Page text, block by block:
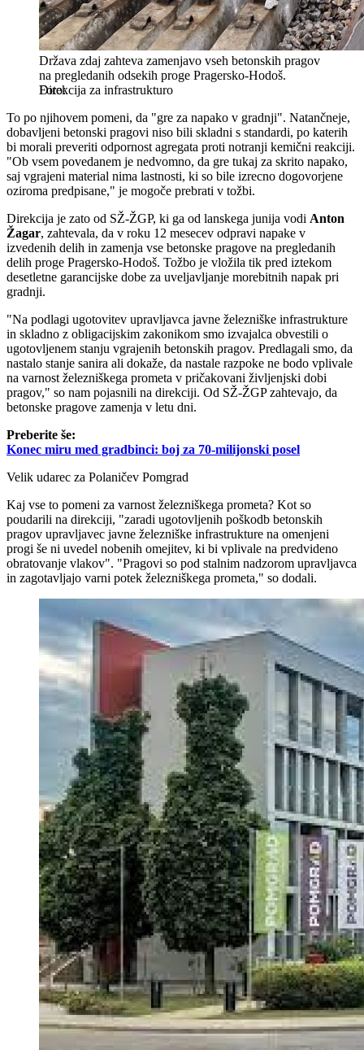
Država zdaj zahteva zamenjavo vseh betonskih pragov
na pregledanih odsekih proge Pragersko-Hodoš.
Direkcija za infrastrukturo
To po njihovem pomeni, da "gre za napako v gradnji". Natančneje,
dobavljeni betonski pragovi niso bili skladni s standardi, po katerih
bi morali preveriti odpornost agregata proti notranji kemični reakciji.
"Ob vsem povedanem je nedvomno, da gre tukaj za skrito napako,
saj vgrajeni material nima lastnosti, ki so bile izrecno dogovorjene
oziroma predpisane," je mogoče prebrati v tožbi.
Direkcija je zato od SŽ-ŽGP, ki ga od lanskega junija vodi Anton
Žagar, zahtevala, da v roku 12 mesecev odpravi napake v
izvedenih delih in zamenja vse betonske pragove na pregledanih
delih proge Pragersko-Hodoš. Tožbo je vložila tik pred iztekom
desetletne garancijske dobe za uveljavljanje morebitnih napak pri
gradnji.
"Na podlagi ugotovitev upravljavca javne železniške infrastrukture
in skladno z obligacijskim zakonikom smo izvajalca obvestili o
ugotovljenem stanju vgrajenih betonskih pragov. Predlagali smo, da
nastalo stanje sanira ali dokaže, da nastale razpoke ne bodo vplivale
na varnost železniškega prometa v pričakovani življenjski dobi
pragov," so nam pojasnili na direkciji. Od SŽ-ŽGP zahtevajo, da
betonske pragove zamenja v letu dni.
Preberite še:
Konec miru med gradbinci: boj za 70-milijonski posel
Velik udarec za Polaničev Pomgrad
Kaj vse to pomeni za varnost železniškega prometa? Kot so
poudarili na direkciji, "zaradi ugotovljenih poškodb betonskih
pragov upravljavec javne železniške infrastrukture na omenjeni
progi še ni uvedel nobenih omejitev, ki bi vplivale na predvideno
obratovanje vlakov". "Pragovi so pod stalnim nadzorom upravljavca
in zagotavljajo varni potek železniškega prometa," so dodali.